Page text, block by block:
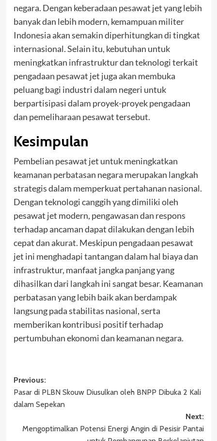
negara. Dengan keberadaan pesawat jet yang lebih
banyak dan lebih modern, kemampuan militer
Indonesia akan semakin diperhitungkan di tingkat
internasional. Selain itu, kebutuhan untuk
meningkatkan infrastruktur dan teknologi terkait
pengadaan pesawat jet juga akan membuka
peluang bagi industri dalam negeri untuk
berpartisipasi dalam proyek-proyek pengadaan
dan pemeliharaan pesawat tersebut.
Kesimpulan
Pembelian pesawat jet untuk meningkatkan
keamanan perbatasan negara merupakan langkah
strategis dalam memperkuat pertahanan nasional.
Dengan teknologi canggih yang dimiliki oleh
pesawat jet modern, pengawasan dan respons
terhadap ancaman dapat dilakukan dengan lebih
cepat dan akurat. Meskipun pengadaan pesawat
jet ini menghadapi tantangan dalam hal biaya dan
infrastruktur, manfaat jangka panjang yang
dihasilkan dari langkah ini sangat besar. Keamanan
perbatasan yang lebih baik akan berdampak
langsung pada stabilitas nasional, serta
memberikan kontribusi positif terhadap
pertumbuhan ekonomi dan keamanan negara.
Post
navigation
Previous:
Pasar di PLBN Skouw Diusulkan oleh BNPP Dibuka 2 Kali
dalam Sepekan
Next:
Mengoptimalkan Potensi Energi Angin di Pesisir Pantai